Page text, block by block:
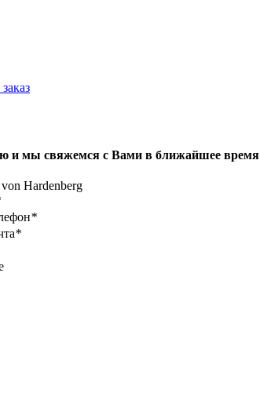
и мы свяжемся с Вами в ближайшее время
Hardenberg
*
*